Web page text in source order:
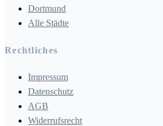
Dortmund
Alle Städte
Rechtliches
Impressum
Datenschutz
AGB
Widerrufsrecht